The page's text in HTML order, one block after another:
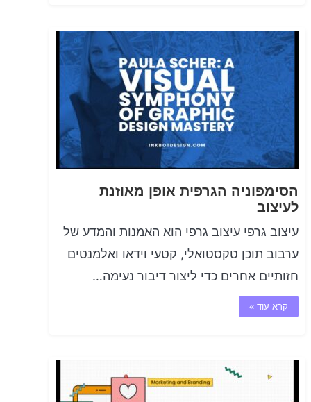
הסימפוניה הגרפית אופן מאוזנת
לעיצוב
עיצוב גרפי עיצוב גרפי הוא האמנות והמדע של
ערבוב תוכן טקסטואלי, קטעי וידאו ואלמנטים
חזותיים אחרים כדי ליצור דיבור נעימה…
קרא עוד »